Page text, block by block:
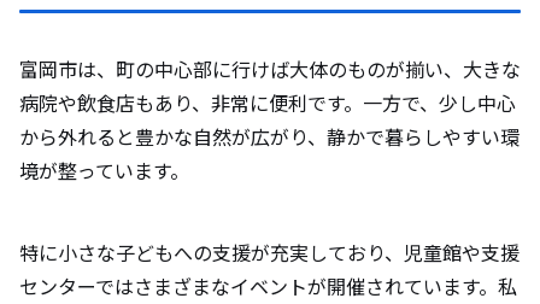
富岡市は、町の中心部に行けば大体のものが揃い、大きな
病院や飲食店もあり、非常に便利です。一方で、少し中心
から外れると豊かな自然が広がり、静かで暮らしやすい環
境が整っています。
特に小さな子どもへの支援が充実しており、児童館や支援
センターではさまざまなイベントが開催されています。私